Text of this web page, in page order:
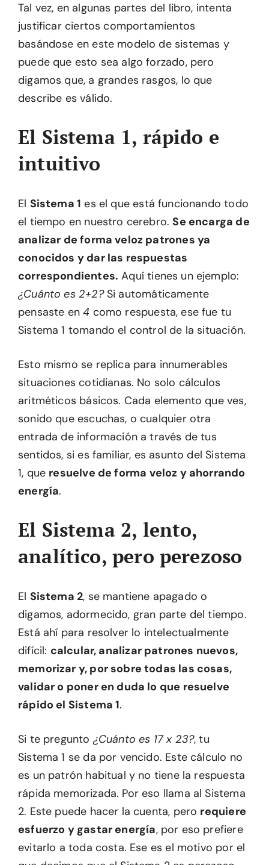
Tal vez, en algunas partes del libro, intenta
justificar ciertos comportamientos
basándose en este modelo de sistemas y
puede que esto sea algo forzado, pero
digamos que, a grandes rasgos, lo que
describe es válido.
El Sistema 1, rápido e
intuitivo
El Sistema 1 es el que está funcionando todo
el tiempo en nuestro cerebro.Se encarga de
analizar de forma veloz patrones ya
conocidos y dar las respuestas
correspondientes. Aquí tienes un ejemplo:
¿Cuánto es 2+2?Si automáticamente
pensaste en4 como respuesta, ese fue tu
Sistema 1 tomando el control de la situación.
Esto mismo se replica para innumerables
situaciones cotidianas. No solo cálculos
aritméticos básicos. Cada elemento que ves,
sonido que escuchas, o cualquier otra
entrada de información a través de tus
sentidos, si es familiar, es asunto del Sistema
1, que resuelve de forma veloz y ahorrando
energía.
El Sistema 2, lento,
analítico, pero perezoso
El Sistema 2, se mantiene apagado o
digamos, adormecido, gran parte del tiempo.
Está ahí para resolver lo intelectualmente
difícil: calcular, analizar patrones nuevos,
memorizar y, por sobre todas las cosas,
validar o poner en duda lo que resuelve
rápido el Sistema 1.
Si te pregunto ¿Cuánto es 17 x 23?, tu
Sistema 1 se da por vencido. Este cálculo no
es un patrón habitual y no tiene la respuesta
rápida memorizada. Por eso llama al Sistema
2. Este puede hacer la cuenta, pero requiere
esfuerzo y gastar energía, por eso prefiere
evitarlo a toda costa. Ese es el motivo por el